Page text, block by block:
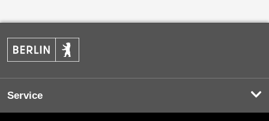
Service